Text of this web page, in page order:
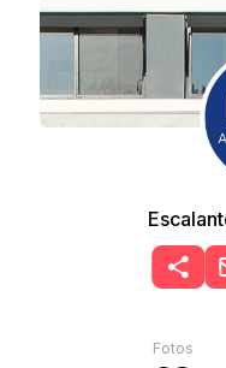
Fotos